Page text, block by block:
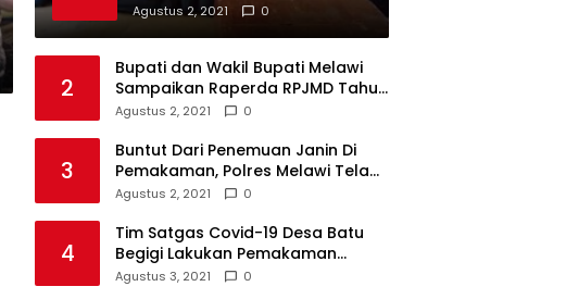
Darah di Beberapa Sekolah
Agustus 2, 2021 0
2
Bupati dan Wakil Bupati Melawi
Sampaikan Raperda RPJMD Tahun
2021-2026 ke DPRD
Agustus 2, 2021 0
3
Buntut Dari Penemuan Janin Di
Pemakaman, Polres Melawi Telah
Tetapkan 4 Tersangka
Agustus 2, 2021 0
4
Tim Satgas Covid-19 Desa Batu
Begigi Lakukan Pemakaman
Pasien Covid-19 Sesuai Prokes
Agustus 3, 2021 0